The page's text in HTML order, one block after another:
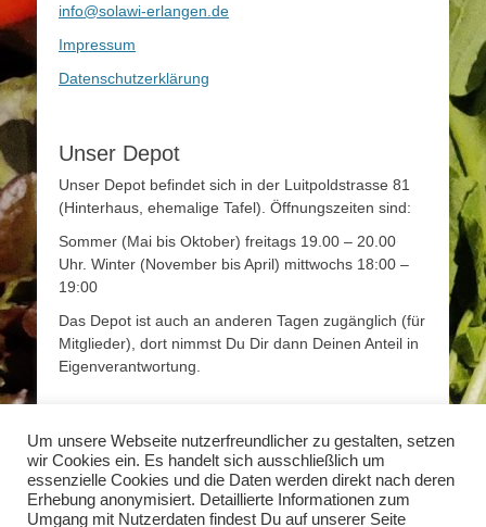
info@solawi-erlangen.de
Impressum
Datenschutzerklärung
Unser Depot
Unser Depot befindet sich in der Luitpoldstrasse 81
(Hinterhaus, ehemalige Tafel). Öffnungszeiten sind:
Sommer (Mai bis Oktober) freitags 19.00 – 20.00
Uhr. Winter (November bis April) mittwochs 18:00 –
19:00
Das Depot ist auch an anderen Tagen zugänglich (für
Mitglieder), dort nimmst Du Dir dann Deinen Anteil in
Eigenverantwortung.
Mehr Infos
Mehr Informationen zum Thema Solidarische
Landwirtschaft findet Ihr unterwww.solidarische-
landwirtschaft.org
Um unsere Webseite nutzerfreundlicher zu gestalten, setzen
wir Cookies ein. Es handelt sich ausschließlich um
essenzielle Cookies und die Daten werden direkt nach deren
Erhebung anonymisiert. Detaillierte Informationen zum
Umgang mit Nutzerdaten findest Du auf unserer Seite